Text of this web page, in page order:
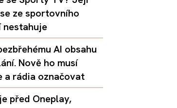
ze sportovního
nestahuje
AI obsahu
Nově ho musí
a rádia označovat
před Oneplay,